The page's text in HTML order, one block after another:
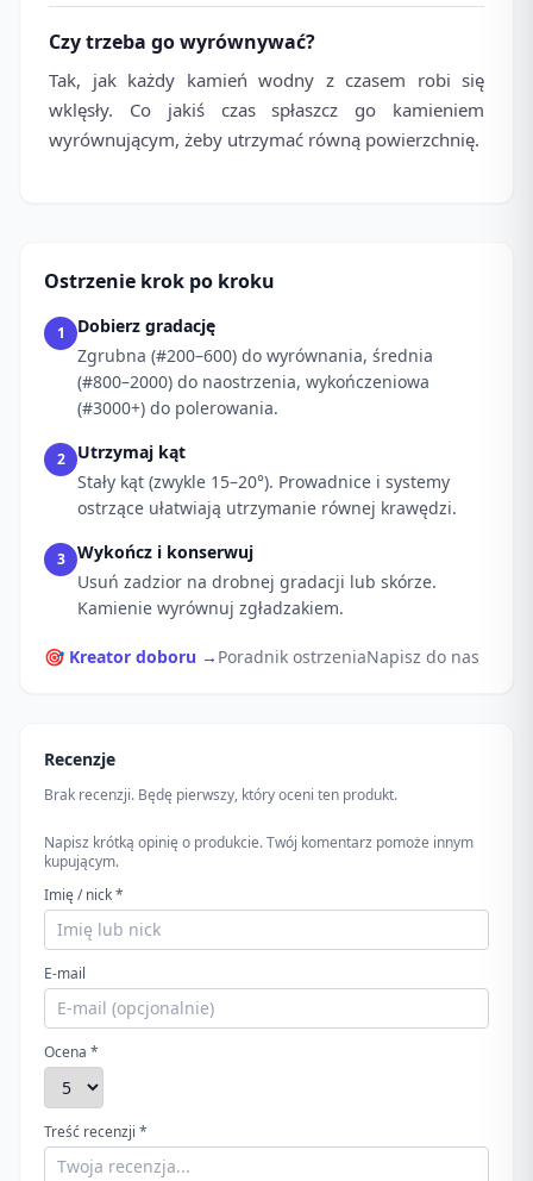
Czy trzeba go wyrównywać?
Tak, jak każdy kamień wodny z czasem robi się
wklęsły. Co jakiś czas spłaszcz go kamieniem
wyrównującym, żeby utrzymać równą powierzchnię.
Ostrzenie krok po kroku
1
Dobierz gradację
Zgrubna (#200–600) do wyrównania, średnia
(#800–2000) do naostrzenia, wykończeniowa
(#3000+) do polerowania.
2
Utrzymaj kąt
Stały kąt (zwykle 15–20°). Prowadnice i systemy
ostrzące ułatwiają utrzymanie równej krawędzi.
3
Wykończ i konserwuj
Usuń zadzior na drobnej gradacji lub skórze.
Kamienie wyrównuj zgładzakiem.
🎯 Kreator doboru → Poradnik ostrzeniaNapisz do nas
Recenzje
Brak recenzji. Będę pierwszy, który oceni ten produkt.
Napisz krótką opinię o produkcie. Twój komentarz pomoże innym
kupującym.
Imię / nick *
E-mail
Ocena *
Treść recenzji *